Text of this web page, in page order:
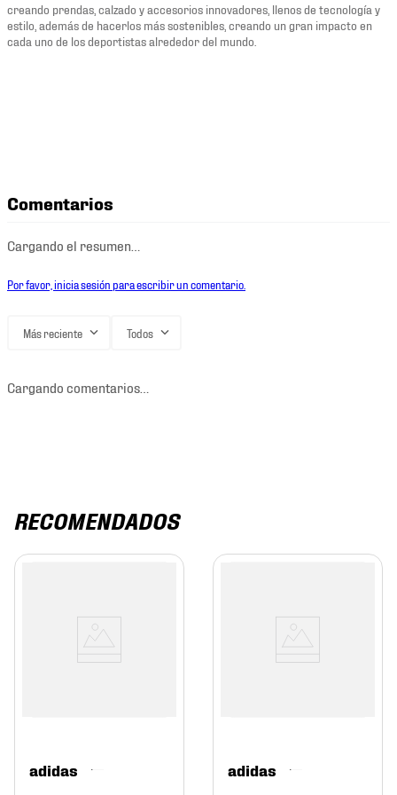
creando prendas, calzado y accesorios innovadores, llenos de tecnología y
estilo, además de hacerlos más sostenibles, creando un gran impacto en
cada uno de los deportistas alrededor del mundo.
Comentarios
Cargando el resumen…
Por favor, inicia sesión para escribir un comentario.
Más reciente Todos
Cargando comentarios…
RECOMENDADOS
adidas adidas